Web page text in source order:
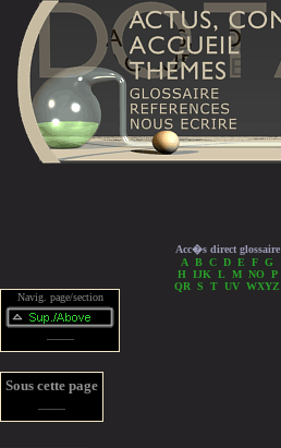
Navig. page/section
Sous cette page
Acc�s direct glossaire
A B C D E F G
H IJK L M NO P
QR
S T UV WXYZ